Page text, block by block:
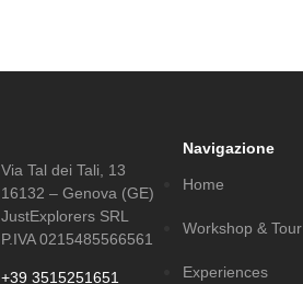
Via Tal dei Tali, 13
16132 – Genova (GE)
JustExplorers SRL
P.IVA 0215485566561
+39 3515251651
Navigazione
Home
Workshop & Tour
Experiences